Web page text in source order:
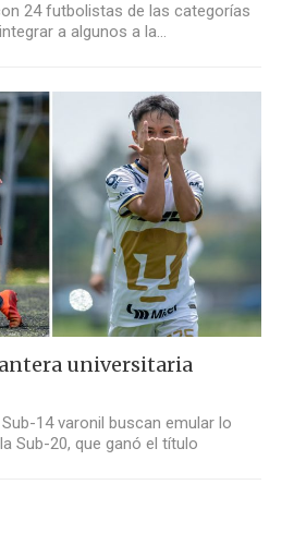
24 futbolistas de las categorías
a algunos a la…
universitaria
14 varonil buscan emular lo
Sub-20, que ganó el título